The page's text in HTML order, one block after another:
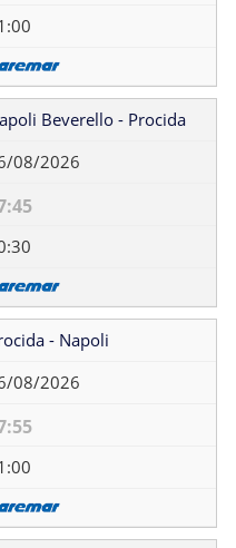
Beverello - Procida
08/2026
- Napoli
08/2026